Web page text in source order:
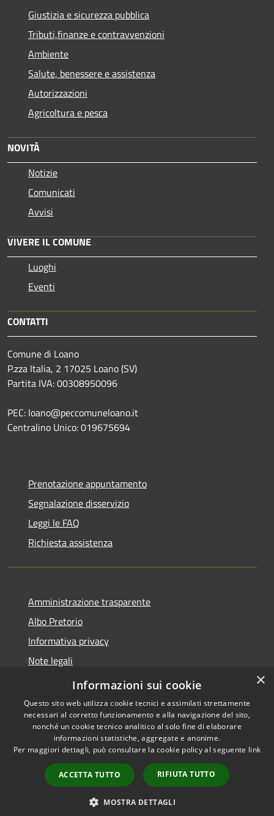
Giustizia e sicurezza pubblica
Tributi,finanze e contravvenzioni
Ambiente
Salute, benessere e assistenza
Autorizzazioni
Agricoltura e pesca
NOVITÀ
Notizie
Comunicati
Avvisi
VIVERE IL COMUNE
Luoghi
Eventi
CONTATTI
Comune di Loano
P.zza Italia, 2 17025 Loano (SV)
Partita IVA: 00308950096
PEC: loano@peccomuneloano.it
Centralino Unico: 019675694
Prenotazione appuntamento
Segnalazione disservizio
Leggi le FAQ
Richiesta assistenza
Amministrazione trasparente
Albo Pretorio
Informativa privacy
Note legali
Dichiarazione di accessibilità
Accessibilità
Copyright © 2026 • Comune di
Loano • Powered by
Municipium•
Accesso
redazione
×
Informazioni sui cookie
Questo sito web utilizza cookie tecnici e assimilati strettamente
necessari al corretto funzionamento e alla navigazione del sito,
nonché un cookie tecnico analitico al solo fine di elaborare
informazioni statistiche, aggregate e anonime.
Per maggiori dettagli, può consultare la cookie policy al seguente link
ACCETTA TUTTO RIFIUTA TUTTO
MOSTRA DETTAGLI